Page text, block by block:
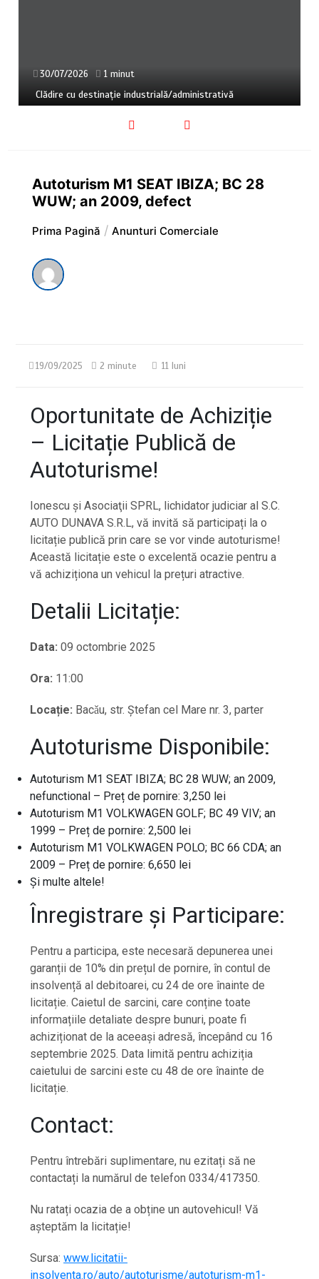
30/07/2026 1 minut
Clădire cu destinație industrială/administrativă
Autoturism M1 SEAT IBIZA; BC 28
WUW; an 2009, defect
Prima Pagină Anunturi Comerciale
19/09/2025 2 minute 11 luni
Oportunitate de Achiziție
– Licitație Publică de
Autoturisme!
Ionescu şi Asociaţii SPRL, lichidator judiciar al S.C.
AUTO DUNAVA S.R.L, vă invită să participați la o
licitație publică prin care se vor vinde autoturisme!
Această licitație este o excelentă ocazie pentru a
vă achiziționa un vehicul la prețuri atractive.
Detalii Licitație:
Data: 09 octombrie 2025
Ora: 11:00
Locație: Bacǎu, str. Ştefan cel Mare nr. 3, parter
Autoturisme Disponibile:
Autoturism M1 SEAT IBIZA; BC 28 WUW; an 2009,
nefunctional – Preț de pornire: 3,250 lei
Autoturism M1 VOLKWAGEN GOLF; BC 49 VIV; an
1999 – Preț de pornire: 2,500 lei
Autoturism M1 VOLKWAGEN POLO; BC 66 CDA; an
2009 – Preț de pornire: 6,650 lei
Și multe altele!
Înregistrare și Participare:
Pentru a participa, este necesară depunerea unei
garanții de 10% din prețul de pornire, în contul de
insolvență al debitoarei, cu 24 de ore înainte de
licitație. Caietul de sarcini, care conține toate
informațiile detaliate despre bunuri, poate fi
achiziționat de la aceeași adresă, începând cu 16
septembrie 2025. Data limită pentru achiziția
caietului de sarcini este cu 48 de ore înainte de
licitație.
Contact:
Pentru întrebări suplimentare, nu ezitați să ne
contactați la numărul de telefon 0334/417350.
Nu ratați ocazia de a obține un autovehicul! Vă
așteptăm la licitație!
Sursa:www.licitatii-
insolventa.ro/auto/autoturisme/autoturism-m1-